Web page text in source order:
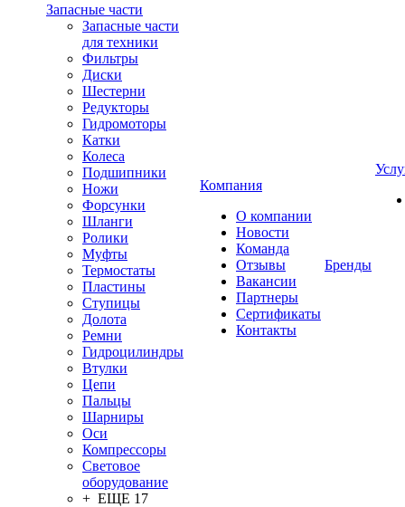
Запасные части
Запасные части
для техники
Фильтры
Диски
Шестерни
Редукторы
Гидромоторы
Катки
Колеса
Подшипники
Ножи
Форсунки
Шланги
Ролики
Муфты
Термостаты
Пластины
Ступицы
Долота
Ремни
Гидроцилиндры
Втулки
Цепи
Пальцы
Шарниры
Оси
Компрессоры
Световое
оборудование
+ ЕЩЕ 17
Компания
О компании
Новости
Команда
Отзывы
Вакансии
Партнеры
Сертификаты
Контакты
Бренды